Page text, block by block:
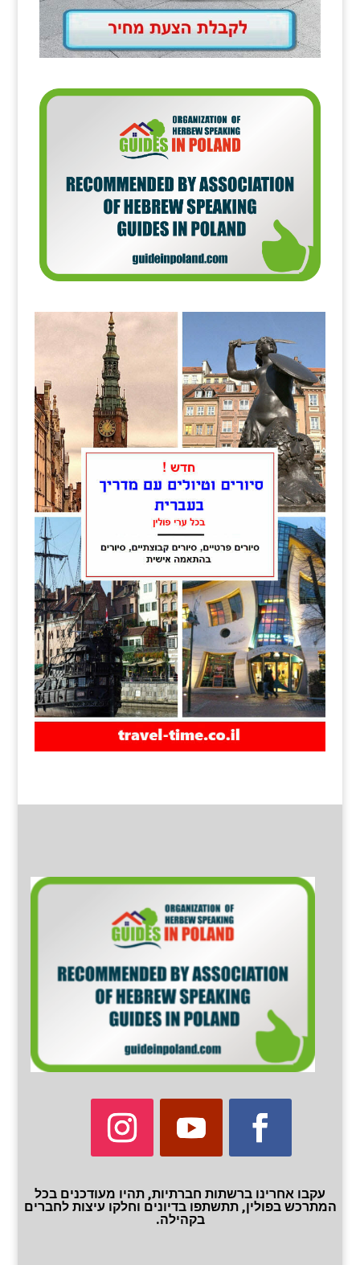
עקבו אחרינו ברשתות חברתיות, תהיו מעודכנים בכל
המתרכש בפולין, תתשתפו בדיונים וחלקו עיצות לחברים
בקהילה.